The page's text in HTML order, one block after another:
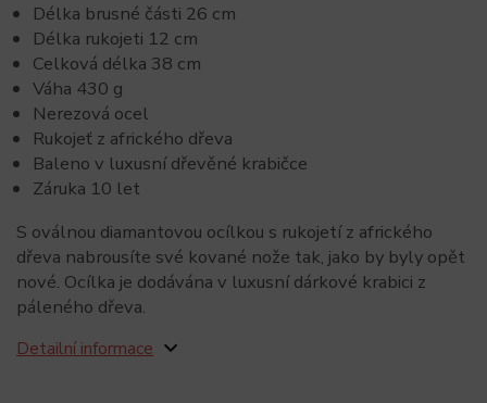
Délka brusné části 26 cm
Délka rukojeti 12 cm
Celková délka 38 cm
Váha 430 g
Nerezová ocel
Rukojeť z afrického dřeva
Baleno v luxusní dřevěné krabičce
Záruka 10 let
S oválnou diamantovou ocílkou s rukojetí z afrického
dřeva nabrousíte své kované nože tak, jako by byly opět
nové. Ocílka je dodávána v luxusní dárkové krabici z
páleného dřeva.
Detailní informace